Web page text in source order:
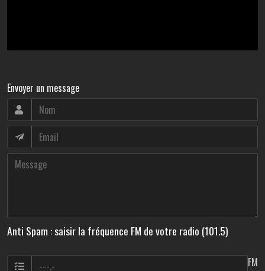
Envoyer un message
Anti Spam : saisir la fréquence FM de votre radio (101.5)
FM